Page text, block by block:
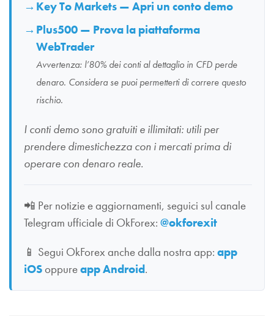
Key To Markets — Apri un conto demo
Plus500 — Prova la piattaforma
WebTrader
Avvertenza: l’80% dei conti al dettaglio in CFD perde
denaro. Considera se puoi permetterti di correre questo
rischio.
I conti demo sono gratuiti e illimitati: utili per
prendere dimestichezza con i mercati prima di
operare con denaro reale.
📲 Per notizie e aggiornamenti, seguici sul canale
Telegram ufficiale di OkForex: @okforexit
📱 Segui OkForex anche dalla nostra app: app
iOSoppureapp Android.